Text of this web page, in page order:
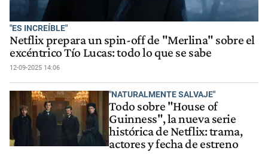
"ES INCREÍBLE"
Netflix prepara un spin-off de "Merlina" sobre el
excéntrico Tío Lucas: todo lo que se sabe
12-09-2025 14:06
"NATURALMENTE SALVAJE"
Todo sobre "House of
Guinness", la nueva serie
histórica de Netflix: trama,
actores y fecha de estreno